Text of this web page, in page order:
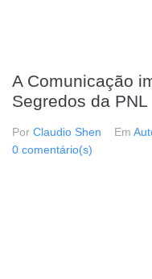
A Comunicação
Segredos da PNL
Por Claudio Shen Em
0 comentário(s)